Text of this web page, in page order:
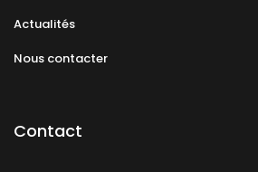
Actualités
Nous contacter
Contact